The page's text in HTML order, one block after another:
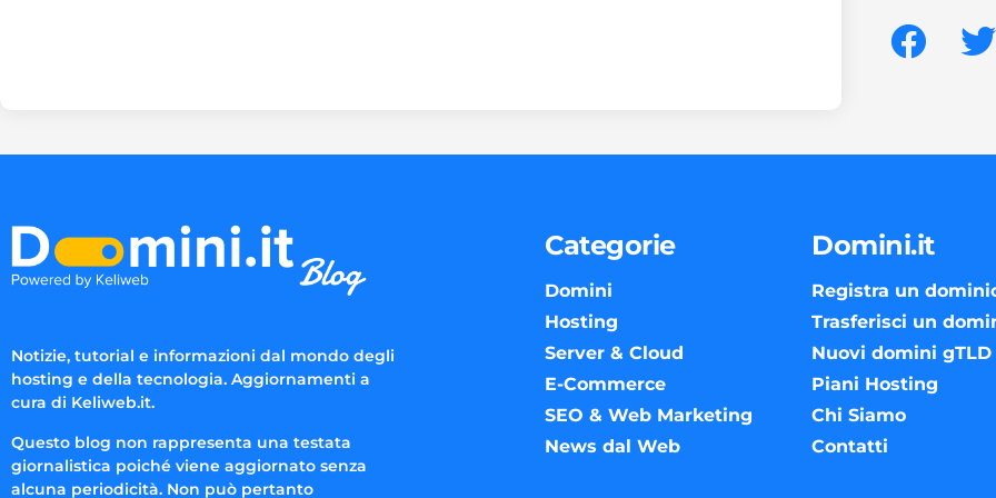
Notizie, tutorial e informazioni dal mondo degli
hosting e della tecnologia. Aggiornamenti a
cura di Keliweb.it.
Questo blog non rappresenta una testata
giornalistica poiché viene aggiornato senza
alcuna periodicità. Non può pertanto
Categorie
Domini
Hosting
Server & Cloud
E-Commerce
SEO & Web Marketing
News dal Web
Domini.it
Registra un
Trasferisci un
Nuovi domini gTLD
Piani Hosting
Chi Siamo
Contatti